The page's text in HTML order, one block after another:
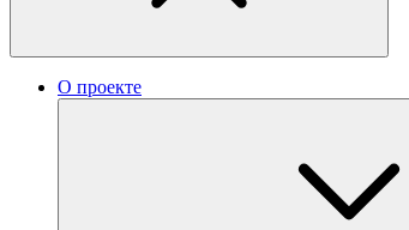
О проекте